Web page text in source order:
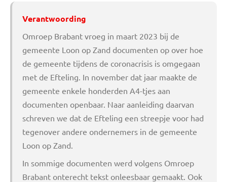
Verantwoording
Omroep Brabant vroeg in maart 2023 bij de
gemeente Loon op Zand documenten op over hoe
de gemeente tijdens de coronacrisis is omgegaan
met de Efteling. In november dat jaar maakte de
gemeente enkele honderden A4-tjes aan
documenten openbaar. Naar aanleiding daarvan
schreven we dat de Efteling een streepje voor had
tegenover andere ondernemers in de gemeente
Loon op Zand.
In sommige documenten werd volgens Omroep
Brabant onterecht tekst onleesbaar gemaakt. Ook